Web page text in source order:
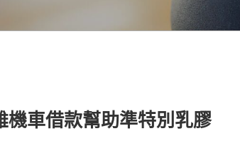
車借款幫助準特別乳膠